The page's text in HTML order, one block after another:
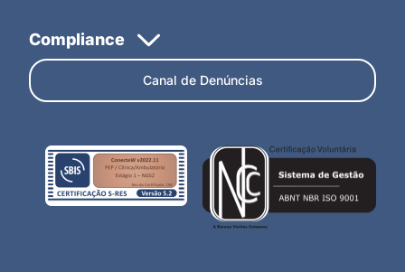
Canal de Denúncias